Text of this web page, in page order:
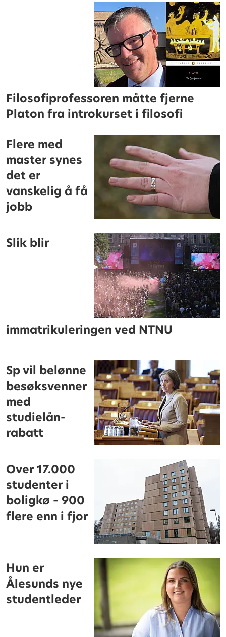
Filosofiprofessoren måtte fjerne
Platon fra introkurset i filosofi
Flere med
master synes
det er
vanskelig å få
jobb
Slik blir
immatrikuleringen ved NTNU
Sp vil belønne
besøksvenner
med
studielån-
rabatt
Over 17.000
studenter i
boligkø – 900
flere enn i fjor
Hun er
Ålesunds nye
studentleder